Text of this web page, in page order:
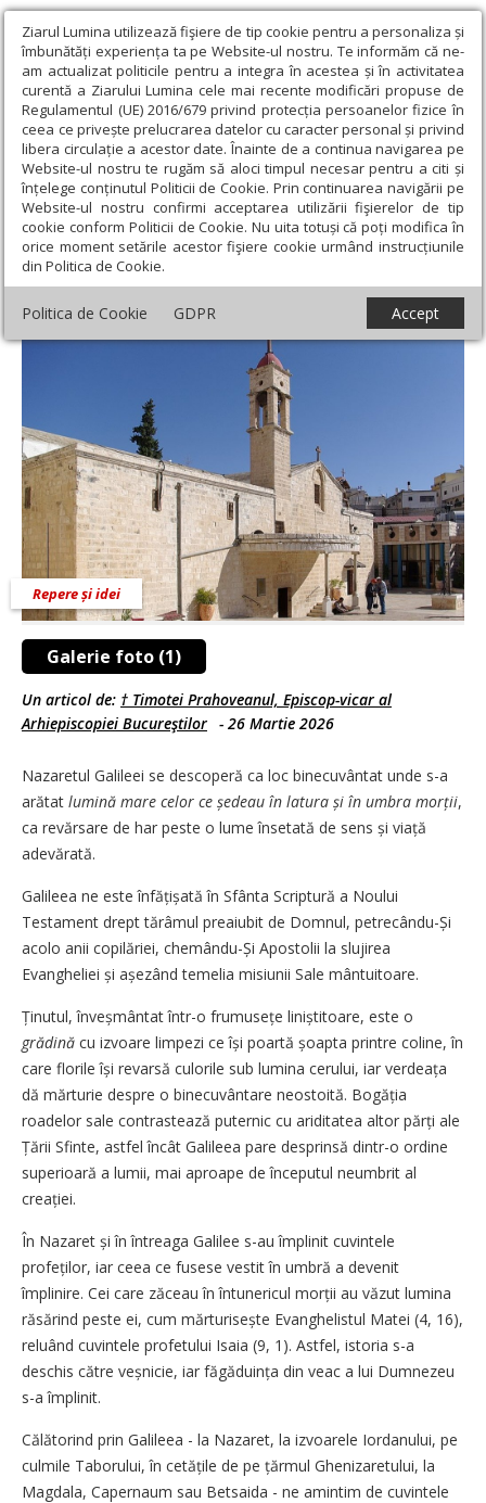
Ziarul Lumina utilizează fişiere de tip cookie pentru a personaliza și
îmbunătăți experiența ta pe Website-ul nostru. Te informăm că ne-
am actualizat politicile pentru a integra în acestea și în activitatea
curentă a Ziarului Lumina cele mai recente modificări propuse de
Regulamentul (UE) 2016/679 privind protecția persoanelor fizice în
ceea ce privește prelucrarea datelor cu caracter personal și privind
libera circulație a acestor date. Înainte de a continua navigarea pe
Website-ul nostru te rugăm să aloci timpul necesar pentru a citi și
înțelege conținutul Politicii de Cookie. Prin continuarea navigării pe
Website-ul nostru confirmi acceptarea utilizării fişierelor de tip
cookie conform Politicii de Cookie. Nu uita totuși că poți modifica în
orice moment setările acestor fişiere cookie urmând instrucțiunile
din Politica de Cookie.
Politica de Cookie GDPR Accept
Ziarul Lumina › Opinii › Repere și idei › Nazaretul Galileei -
răsăritul Luminii și începutul mântuirii
Nazaretul Galileei - răsăritul Luminii și
începutul mântuirii
Galerie foto (1)
Repere și idei
Un articol de: † Timotei Prahoveanul, Episcop-vicar al
Arhiepiscopiei Bucureştilor - 26 Martie 2026
Nazaretul Galileei se descoperă ca loc binecuvântat unde s-a
arătat lumină mare celor ce ședeau în latura și în umbra morții,
ca revărsare de har peste o lume însetată de sens și viață
adevărată.
Galileea ne este înfățișată în Sfânta Scriptură a Noului
Testament drept tărâmul preaiubit de Domnul, petrecându-Și
acolo anii copilăriei, chemându-Și Apostolii la slujirea
Evangheliei și așezând temelia misiunii Sale mântuitoare.
Ținutul, înveșmântat într-o fru­mu­sețe liniștitoare, este o
grădină cu izvoare limpezi ce își poartă șoapta printre coline, în
care florile își revarsă culorile sub lumina cerului, iar verdeața
dă mărturie despre o binecuvântare neostoită. Bogăția
roadelor sale contrastează puternic cu ariditatea altor părți ale
Țării Sfinte, astfel încât Galileea pare desprinsă dintr-o ordine
superioară a lumii, mai aproape de începutul neumbrit al
creației.
În Nazaret și în întreaga Galilee s-au împlinit cuvintele
profeților, iar ceea ce fusese vestit în umbră a devenit
împlinire. Cei care zăceau în întunericul morții au văzut lumina
răsărind peste ei, cum mărturisește Evanghelistul Matei (4, 16),
reluând cuvintele profetului Isaia (9, 1). Astfel, istoria s-a
deschis către veșnicie, iar făgăduința din veac a lui Dumnezeu
s-a împlinit.
Călătorind prin Galileea - la Nazaret, la izvoarele Iordanului, pe
culmile Taborului, în cetățile de pe țărmul Ghenizaretului, la
Magdala, Capernaum sau Betsaida - ne amintim de cuvintele